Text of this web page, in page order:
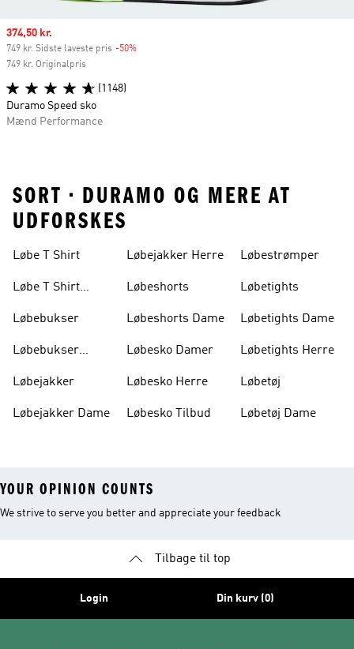
Sale price
374,50 kr.
749 kr. Sidste laveste pris -50%
749 kr. Originalpris
(1148)
Duramo Speed sko
Mænd Performance
SORT • DURAMO OG MERE AT
UDFORSKES
Løbe T Shirt
Løbe T Shirt
Løbebukser
Løbebukser
Løbejakker
Løbejakker Dame
Løbejakker Herre
Løbeshorts
Løbeshorts Dame
Løbesko Damer
Løbesko Herre
Løbesko Tilbud
Løbestrømper
Løbetights
Løbetights Dame
Løbetights Herre
Løbetøj
Løbetøj Dame
YOUR OPINION COUNTS
We strive to serve you better and appreciate your feedback
Tilbage til top
Login Din kurv (0)